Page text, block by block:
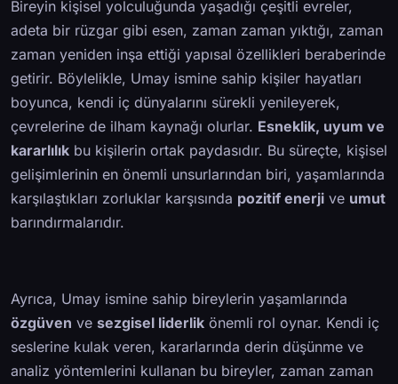
Bireyin kişisel yolculuğunda yaşadığı çeşitli evreler,
adeta bir rüzgar gibi esen, zaman zaman yıktığı, zaman
zaman yeniden inşa ettiği yapısal özellikleri beraberinde
getirir. Böylelikle, Umay ismine sahip kişiler hayatları
boyunca, kendi iç dünyalarını sürekli yenileyerek,
çevrelerine de ilham kaynağı olurlar. Esneklik, uyum ve
kararlılık bu kişilerin ortak paydasıdır. Bu süreçte, kişisel
gelişimlerinin en önemli unsurlarından biri, yaşamlarında
karşılaştıkları zorluklar karşısında pozitif enerji ve umut
barındırmalarıdır.
Ayrıca, Umay ismine sahip bireylerin yaşamlarında
özgüven ve sezgisel liderlik önemli rol oynar. Kendi iç
seslerine kulak veren, kararlarında derin düşünme ve
analiz yöntemlerini kullanan bu bireyler, zaman zaman